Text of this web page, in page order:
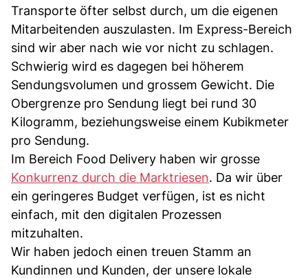
Transporte öfter selbst durch, um die eigenen
Mitarbeitenden auszulasten. Im Express-Bereich
sind wir aber nach wie vor nicht zu schlagen.
Schwierig wird es dagegen bei höherem
Sendungsvolumen und grossem Gewicht. Die
Obergrenze pro Sendung liegt bei rund 30
Kilogramm, beziehungsweise einem Kubikmeter
pro Sendung.
Im Bereich Food Delivery haben wir grosse
Konkurrenz durch die Marktriesen. Da wir über
ein geringeres Budget verfügen, ist es nicht
einfach, mit den digitalen Prozessen
mitzuhalten.
Wir haben jedoch einen treuen Stamm an
Kundinnen und Kunden, der unsere lokale